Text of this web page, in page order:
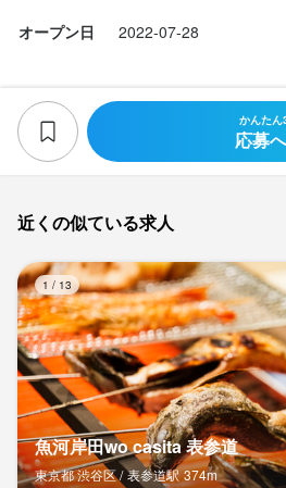
オープン日 2022-07-28
かんたん
応募
近くの似ている求人
1 / 13
魚河岸田wo casita 表参道
東京都 渋谷区 / 表参道駅 374m